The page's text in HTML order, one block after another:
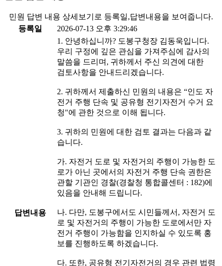
민원 답변 내용 상세보기로 등록일,답변내용을 보여줍니다.
등록일
2026-07-13 오후 3:29:46
답변내용
1. 안녕하십니까? 도봉구청장 김동욱입니다.
우리 구정에 깊은 관심을 가져주심에 감사의
말씀을 드리며, 귀하께서 주신 의견에 대한
검토사항을 안내드리겠습니다.
2. 귀하께서 제출하신 민원의 내용은 “인도 자
전거 주행 단속 및 공유형 전기자전거 수거 요
청"에 관한 것으로 이해 됩니다.
3. 귀하의 민원에 대한 검토 결과는 다음과 같
습니다.
가. 자전거 도로 및 자전거의 주행이 가능한 도
로가 아닌 곳에서의 자전거 주행 단속 권한은
관할 기관인 경찰(경찰청 통합콜센터 : 182)에
있음을 안내해 드립니다.
나. 다만, 도봉구에서도 시민들께서, 자전거 도
로 및 자전거의 주행이 가능한 도로에서만 자
전거 주행이 가능함을 인지하실 수 있도록 홍
보를 진행하도록 하겠습니다.
다. 또한, 공유형 전기자전거의 경우 관련 법령